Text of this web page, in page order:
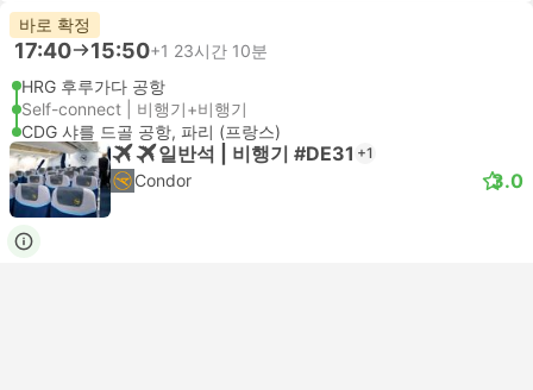
바로 확정
17:40 15:50+1 23시간 10분
HRG 후루가다 공항
Self-connect | 비행기+비행기
CDG 샤를 드골 공항, 파리 (프랑스)
일반석 | 비행기 #DE31 +1
Condor 3.0